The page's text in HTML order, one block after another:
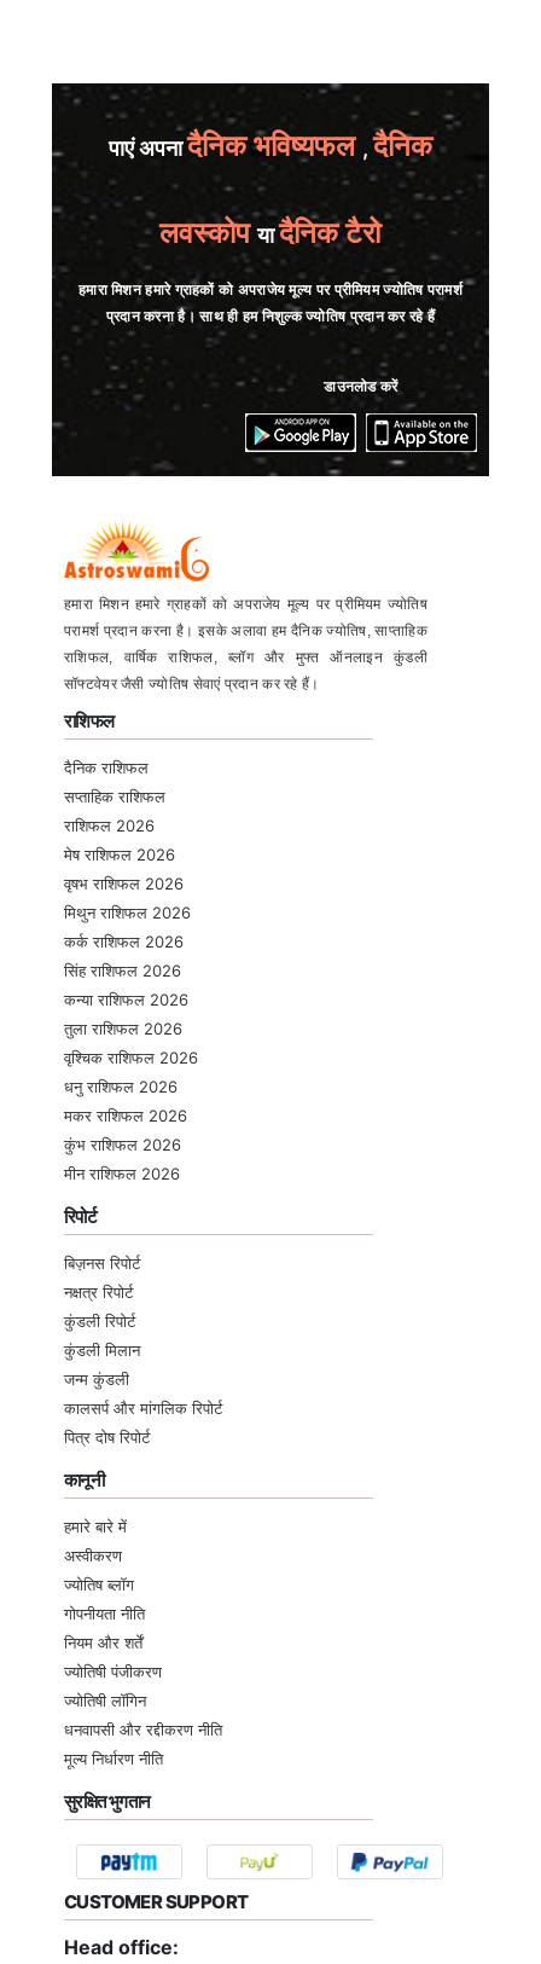
पाएं अपनादैनिक भविष्यफल ,दैनिक
लवस्कोपयादैनिक टैरो
हमारा मिशन हमारे ग्राहकों को अपराजेय मूल्य पर प्रीमियम ज्योतिष परामर्श
प्रदान करना है। साथ ही हम निशुल्क ज्योतिष प्रदान कर रहे हैं
डाउनलोड करें
हमारा मिशन हमारे ग्राहकों को अपराजेय मूल्य पर प्रीमियम ज्योतिष
परामर्श प्रदान करना है। इसके अलावा हम दैनिक ज्योतिष, साप्ताहिक
राशिफल, वार्षिक राशिफल, ब्लॉग और मुफ्त ऑनलाइन कुंडली
सॉफ्टवेयर जैसी ज्योतिष सेवाएं प्रदान कर रहे हैं।
राशिफल
दैनिक राशिफल
सप्ताहिक राशिफल
राशिफल 2026
मेष राशिफल 2026
वृषभ राशिफल 2026
मिथुन राशिफल 2026
कर्क राशिफल 2026
सिंह राशिफल 2026
कन्या राशिफल 2026
तुला राशिफल 2026
वृश्चिक राशिफल 2026
धनु राशिफल 2026
मकर राशिफल 2026
कुंभ राशिफल 2026
मीन राशिफल 2026
रिपोर्ट
बिज़नस रिपोर्ट
नक्षत्र रिपोर्ट
कुंडली रिपोर्ट
कुंडली मिलान
जन्म कुंडली
कालसर्प और मांगलिक रिपोर्ट
पित्र दोष रिपोर्ट
कानूनी
हमारे बारे में
अस्वीकरण
ज्योतिष ब्लॉग
गोपनीयता नीति
नियम और शर्तें
ज्योतिषी पंजीकरण
ज्योतिषी लॉगिन
धनवापसी और रद्दीकरण नीति
मूल्य निर्धारण नीति
सुरक्षित भुगतान
CUSTOMER SUPPORT
Head office: